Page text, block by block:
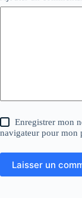
Enregistrer mon
navigateur pour mon
Laisser un